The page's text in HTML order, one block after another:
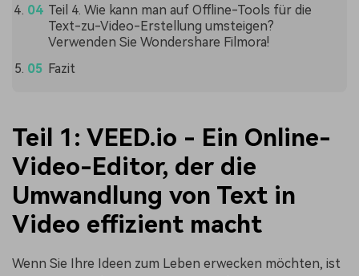
Teil 4. Wie kann man auf Offline-Tools für die
Text-zu-Video-Erstellung umsteigen?
Verwenden Sie Wondershare Filmora!
Fazit
Teil 1: VEED.io - Ein Online-
Video-Editor, der die
Umwandlung von Text in
Video effizient macht
Wenn Sie Ihre Ideen zum Leben erwecken möchten, ist